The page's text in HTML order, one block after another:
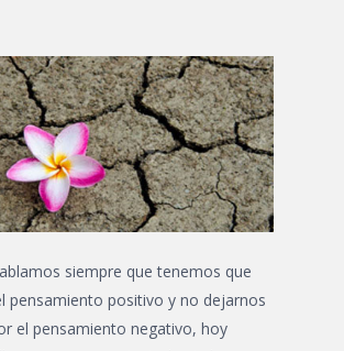
siempre que tenemos que
pensamiento positivo y no dejarnos
el pensamiento negativo, hoy